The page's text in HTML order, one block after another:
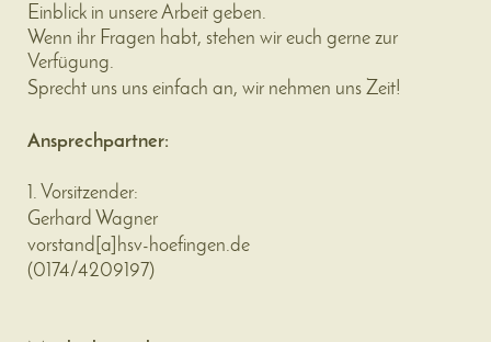
Einblick in unsere Arbeit geben.
Wenn ihr Fragen habt, stehen wir euch gerne zur
Verfügung.
Sprecht uns uns einfach an, wir nehmen uns Zeit!
Ansprechpartner:
1. Vorsitzender:
Gerhard Wagner
vorstand [a] hsv-hoefingen.de
(0174/4209197)